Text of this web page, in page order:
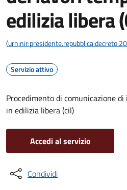
edilizia libera
(
Servizio attivo
Procedimento di comunicazione
in edilizia libera (cil)
Accedi al servizio
Condividi